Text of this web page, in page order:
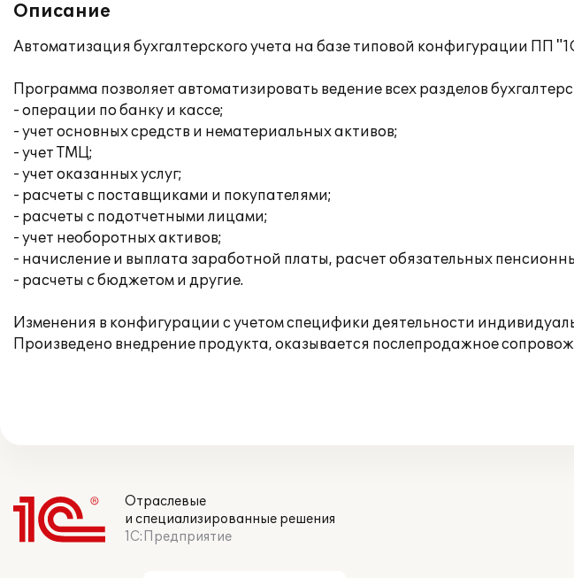
Описание
Автоматизация бухгалтерского учета на базе типовой конфигурации
Программа позволяет автоматизировать ведение всех разделов
- операции по банку и кассе;
- учет основных средств и нематериальных активов;
- учет ТМЦ;
- учет оказанных услуг;
- расчеты с поставщиками и покупателями;
- расчеты с подотчетными лицами;
- учет необоротных активов;
- начисление и выплата заработной платы, расчет обязательных
- расчеты с бюджетом и другие.
Изменения в конфигурации с учетом специфики деятельности
Произведено внедрение продукта, оказывается послепродажное
Отраслевые
и специализированные решения
1С:Предприятие